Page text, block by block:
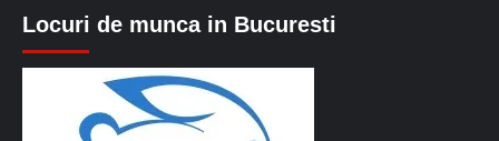
Locuri de munca in Bucuresti